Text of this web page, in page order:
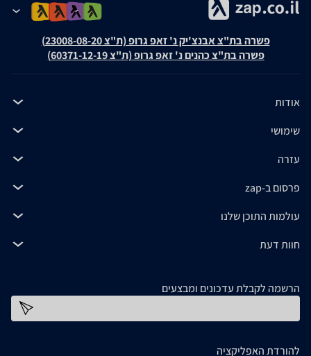
פשרה בת"צ אבנצ'יק נ' זאפ גרופ (ת"צ 23008-08-20)
פשרה בת"צ כהנים נ' זאפ גרופ (ת"צ 60371-12-19)
אודות
שימושי
עזרה
פרסום ב-zap
עולמות התוכן שלנו
חוות דעת
הרשמה לקבלת עדכונים ומבצעים
להורדת האפליקציה